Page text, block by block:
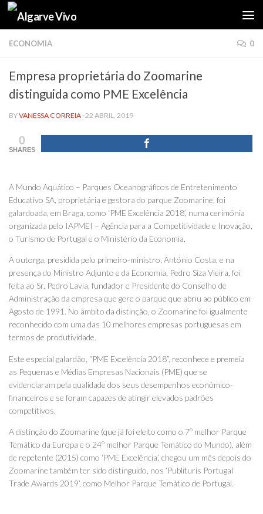
Skip to content
ECONOMIA 0
Empresa proprietária do Zoomarine
distinguida como PME Excelência
BYVANESSA CORREIA ·22 ABRIL, 2019
0
SHARES
A Mundo Aquático – Parques Oceanográficos de Entretenimento
Educativo SA, proprietária e gestora do parque Zoomarine, foi
galardoada, em Braga, como ‘PME Excelência 2018’, numa cerimónia
organizada pelo IAPMEI – Agência para a Competitividade e Inovação,
o Turismo de Portugal e o Ministério da Economia.
A outorga, presidida pelo primeiro-ministro, António Costa, e na
presença do Ministro Adjunto e da Economia, Pedro Siza Vieira, foi
feita ao Sr. Pedro Lavia, fundador e Presidente do Conselho de
Administração da empresa que gere o parque que abriu ao público em
Agosto de 1991. No âmbito da distinção, o Zoomarine foi igualmente
reconhecido com uma das 10 melhores empresas portuguesas em
termos de produtividade.
Este especial galardão, “PME Excelência 2018”, reconhece e premeia
as Pequenas e Médias Empresas Nacionais (PME) que se
evidenciaram pela qualidade dos seus desempenhos económico-
financeiros e se foram capazes de atingir elevados padrões
competitivos.
A distinção do Zoomarine (que já foi eleito como o 7º melhor Parque
Temático da Europa e o 24º melhor Parque Temático do Mundo), além
de repetente (2015) como ‘PME Excelência’, chegou um mês depois do
Zoomarine também ter sido distinguido, nos ‘Publituris Portugal
Trade Awards 2019’, como Melhor Parque Temático de Portugal.